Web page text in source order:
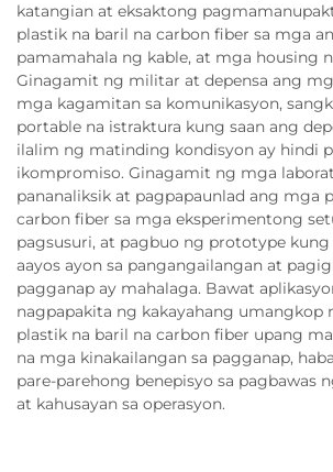
katangian at eksaktong
plastik na baril na carbon fiber sa mga
pamamahala ng kable, at mga housing
Ginagamit ng militar at depensa ang
mga kagamitan sa komunikasyon,
portable na istraktura kung saan ang
ilalim ng matinding kondisyon ay hindi
ikompromiso. Ginagamit ng mga
pananaliksik at pagpapaunlad ang mga
carbon fiber sa mga eksperimentong
pagsusuri, at pagbuo ng prototype kung
aayos ayon sa pangangailangan at
pagganap ay mahalaga. Bawat
nagpapakita ng kakayahang umangkop
plastik na baril na carbon fiber upang
na mga kinakailangan sa pagganap,
pare-parehong benepisyo sa pagbawas
at kahusayan sa operasyon.